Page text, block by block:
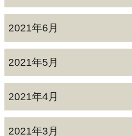
2021年6月
2021年5月
2021年4月
2021年3月